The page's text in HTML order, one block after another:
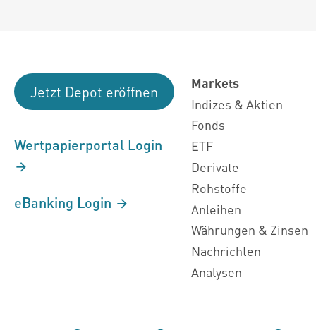
Jetzt Depot eröffnen
Wertpapierportal Login
eBanking Login
Markets
Indizes & Aktien
Fonds
ETF
Derivate
Rohstoffe
Anleihen
Währungen & Zinsen
Nachrichten
Analysen